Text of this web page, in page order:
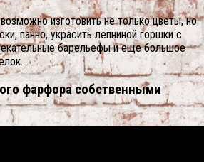
изготовить не только цветы, но
панно, украсить лепниной горшки с
барельефы и еще большое
фарфора собственными